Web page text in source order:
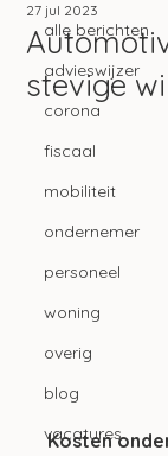
alle berichten
advieswijzer
corona
fiscaal
mobiliteit
ondernemer
personeel
woning
overig
blog
vacatures
stevige
27 jul 2023
Kosten